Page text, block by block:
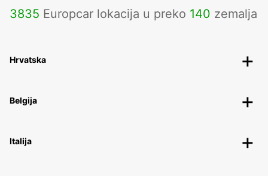
3835 Europcar lokacija u preko 140 zemalja
Hrvatska
Belgija
Italija